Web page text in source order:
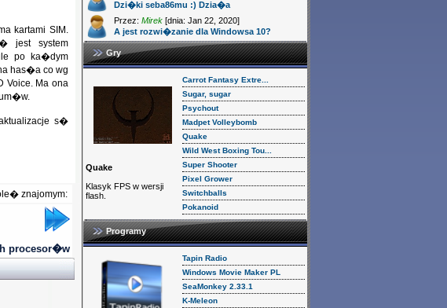
kartami SIM.
jest system
po ka�dym
has�a co wg
Voice. Ma ona
s�
znajomym:
procesor�w
Dzi�ki seba86mu :) Dzia�a
Przez: Mirek [dnia: Jan 22, 2020]
A jest rozwi�zanie dla Windowsa 10?
Gry
Quake
Klasyk FPS w wersji
flash.
Carrot Fantasy Extre...
Sugar, sugar
Psychout
Madpet Volleybomb
Quake
Wild West Boxing Tou...
Super Shooter
Pixel Grower
Switchballs
Pokanoid
Programy
Tapin Radio
Windows Movie Maker PL
SeaMonkey 2.33.1
K-Meleon